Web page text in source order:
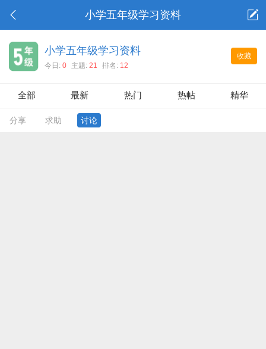
小学五年级学习资料
收藏
小学五年级学习资料
今日: 0 主题: 21 排名: 12
全部 最新 热门 热帖 精华
分享 求助 讨论